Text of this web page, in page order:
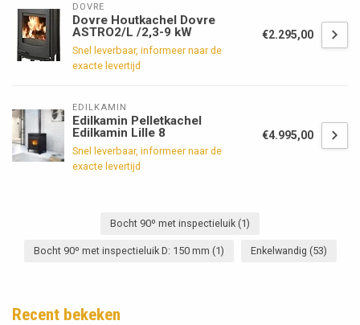
DOVRE
Dovre Houtkachel Dovre
ASTRO2/L /2,3-9 kW
Snel leverbaar, informeer naar de
exacte levertijd
€2.295,00
EDILKAMIN
Edilkamin Pelletkachel
Edilkamin Lille 8
Snel leverbaar, informeer naar de
exacte levertijd
€4.995,00
Bocht 90º met inspectieluik (1)
Bocht 90º met inspectieluik D: 150 mm (1) Enkelwandig (53)
Recent bekeken